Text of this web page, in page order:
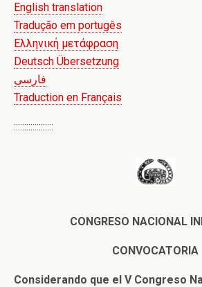
English translation
Tradução em portugês
Ελληνική μετάφραση
Deutsch Übersetzung
فارسی
Traduction en Français
:::::::::::::::::::
CONGRESO NACIONAL
CONVOCATORIA
Considerando que el V Congreso